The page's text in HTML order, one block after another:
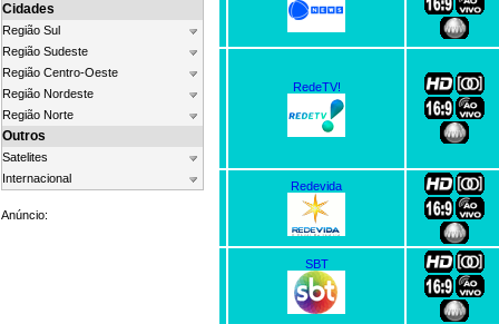
Cidades
Região Sul
Região Sudeste
Região Centro-Oeste
Região Nordeste
Região Norte
Outros
Satelites
Internacional
Anúncio:
RedeTV!
Redevida
SBT